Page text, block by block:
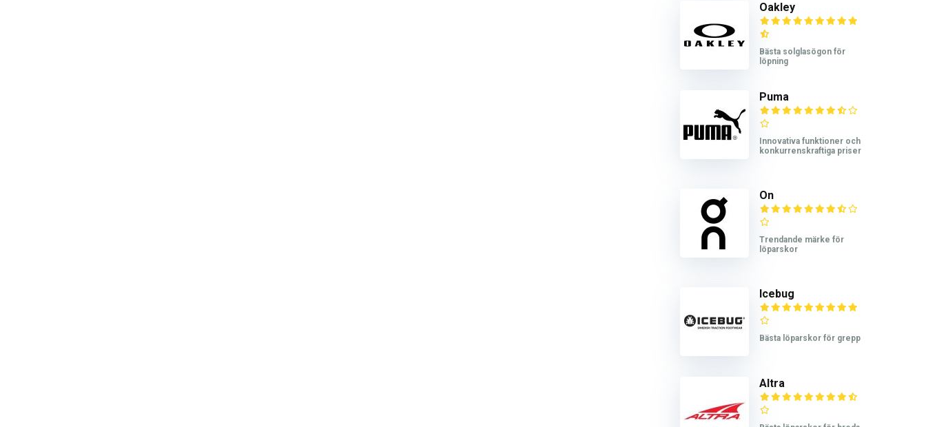
Oakley
Bästa solglasögon för
löpning
Puma
Innovativa funktioner och
konkurrenskraftiga priser
On
Trendande märke för
löparskor
Icebug
Bästa löparskor för grepp
Altra